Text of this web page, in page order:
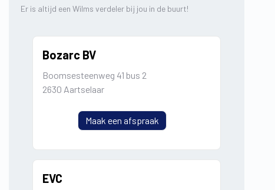
Er is altijd een Wilms verdeler bij jou in de buurt!
Bozarc BV
Boomsesteenweg 41 bus 2
2630 Aartselaar
Maak een afspraak
EVC